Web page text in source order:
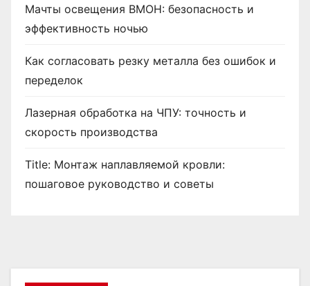
Мачты освещения ВМОН: безопасность и
эффективность ночью
Как согласовать резку металла без ошибок и
переделок
Лазерная обработка на ЧПУ: точность и
скорость производства
Title: Монтаж наплавляемой кровли:
пошаговое руководство и советы